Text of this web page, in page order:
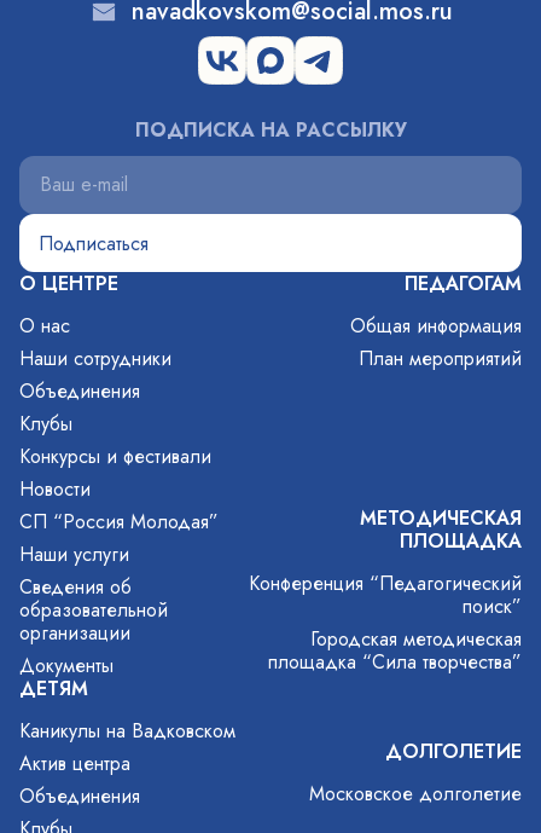
О ЦЕНТРЕ
О нас
Наши сотрудники
Объединения
Клубы
Конкурсы и фестивали
Новости
СП “Россия Молодая”
Наши услуги
Сведения об
образовательной
организации
Документы
ДЕТЯМ
Каникулы на Вадковском
Актив центра
Объединения
ПЕДАГОГАМ
Общая информация
План мероприятий
МЕТОДИЧЕСКАЯ
ПЛОЩАДКА
Конференция “Педагогический
поиск”
Городская методическая
площадка “Сила творчества”
ДОЛГОЛЕТИЕ
Московское долголетие
navadkovskom@social.mos.ru
ПОДПИСКА НА РАССЫЛКУ